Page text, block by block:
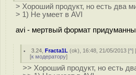
> Хороший продукт, но есть два
> 1) Не умеет в AVI
avi - мертвый формат
3.24 ,Fracta1L (ok), 16:48, 21/05/2013 [^]
[к модератору]
>> Хороший продукт, но есть